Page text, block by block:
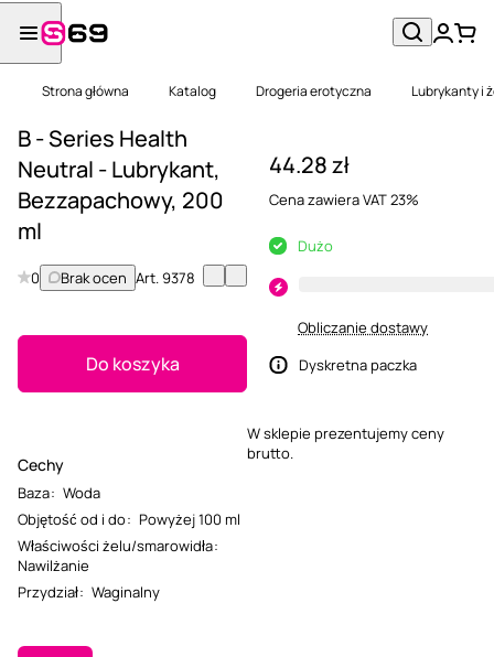
Strona główna Katalog Drogeria erotyczna Lubrykanty i
B - Series Health
Neutral - Lubrykant,
Bezzapachowy, 200
ml
0 Brak ocen Art.9378
Do koszyka
Cechy
Baza: Woda
Objętość od i do: Powyżej 100 ml
Właściwości żelu/smarowidła:
Nawilżanie
Przydział: Waginalny
44.28 zł
Cena zawiera VAT 23%
Dużo
Obliczanie dostawy
Dyskretna paczka
W sklepie prezentujemy ceny
brutto.